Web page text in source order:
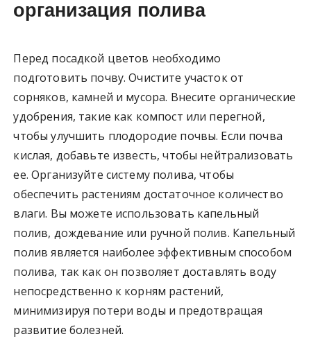
организация полива
Перед посадкой цветов необходимо
подготовить почву. Очистите участок от
сорняков, камней и мусора. Внесите органические
удобрения, такие как компост или перегной,
чтобы улучшить плодородие почвы. Если почва
кислая, добавьте известь, чтобы нейтрализовать
ее. Организуйте систему полива, чтобы
обеспечить растениям достаточное количество
влаги. Вы можете использовать капельный
полив, дождевание или ручной полив. Капельный
полив является наиболее эффективным способом
полива, так как он позволяет доставлять воду
непосредственно к корням растений,
минимизируя потери воды и предотвращая
развитие болезней.